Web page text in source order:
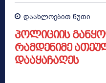
დაახლოებით წუთი
პოლიციის
რამდენიმე
დააყაჩაღეს